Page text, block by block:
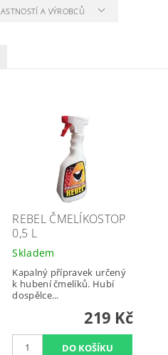
A VÝROBCŮ
REBEL ČMELÍKOSTOP
0,5 L
Skladem
Kapalný přípravek určený
k hubení čmelíků. Hubí
dospělce...
219 Kč